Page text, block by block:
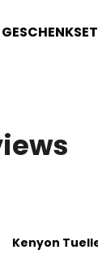
Kenyon